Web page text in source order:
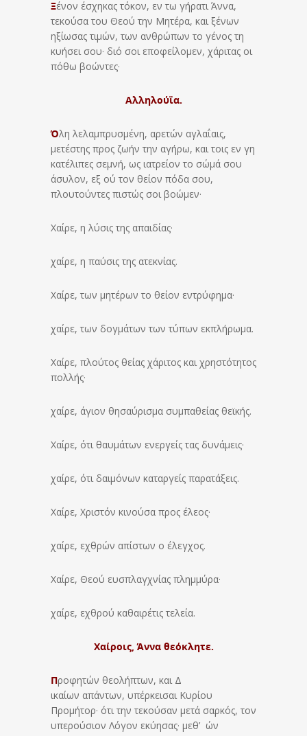
Ξένον έσχηκας τόκον, εν τω γήρατι Άννα,
τεκούσα του Θεού την Μητέρα, και ξένων
ηξίωσας τιμών, των ανθρώπων το γένος τη
κυήσει σου· διό σοι εποφείλομεν, χάριτας οι
πόθω βοώντες·
Αλληλούϊα.
Όλη λελαμπρυσμένη, αρετών αγλαΐαις,
μετέστης προς ζωήν την αγήρω, και τοις εν γη
κατέλιπες σεμνή, ως ιατρείον το σώμά σου
άσυλον, εξ ού τον θείον πόδα σου,
πλουτούντες πιστώς σοι βοώμεν·
Χαίρε, η λύσις της απαιδίας·
χαίρε, η παύσις της ατεκνίας.
Χαίρε, των μητέρων το θείον εντρύφημα·
χαίρε, των δογμάτων των τύπων εκπλήρωμα.
Χαίρε, πλούτος θείας χάριτος και χρηστότητος
πολλής·
χαίρε, άγιον θησαύρισμα συμπαθείας θεϊκής.
Χαίρε, ότι θαυμάτων ενεργείς τας δυνάμεις·
χαίρε, ότι δαιμόνων καταργείς παρατάξεις.
Χαίρε, Χριστόν κινούσα προς έλεος·
χαίρε, εχθρών απίστων ο έλεγχος.
Χαίρε, Θεού ευσπλαγχνίας πλημμύρα·
χαίρε, εχθρού καθαιρέτις τελεία.
Χαίροις, Άννα θεόκλητε.
Προφητών θεολήπτων, και Δ
ικαίων απάντων, υπέρκεισαι Κυρίου
Προμήτορ· ότι την τεκούσαν μετά σαρκός, τον
υπερούσιον Λόγον εκύησας· μεθ’ ών